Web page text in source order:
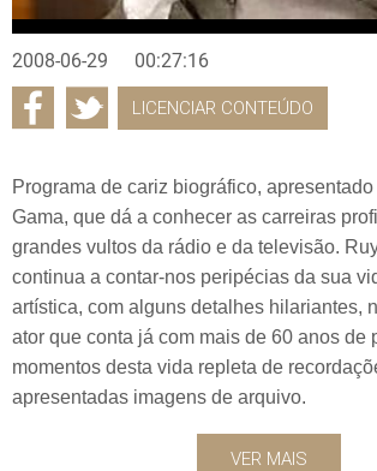
2008-06-29 00:27:16
LICENCIAR CONTEÚDO
Programa de cariz biográfico,
Gama, que dá a conhecer as carreiras
grandes vultos da rádio e da televisão.
continua a contar-nos peripécias da sua
artística, com alguns detalhes hilariantes,
ator que conta já com mais de 60 anos de
momentos desta vida repleta de
apresentadas imagens de arquivo.
VER MAIS